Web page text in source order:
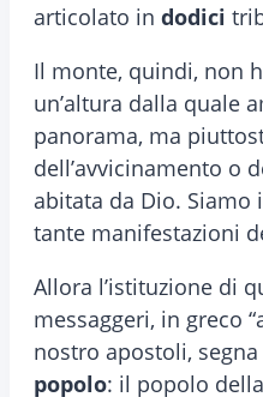
articolato in dodici
Il monte, quindi, non
un’altura dalla quale
panorama, ma
dell’avvicinamento o
abitata da Dio. Siamo
tante manifestazioni
Allora l’istituzione di
messaggeri, in greco
nostro apostoli, segna
popolo: il popolo della